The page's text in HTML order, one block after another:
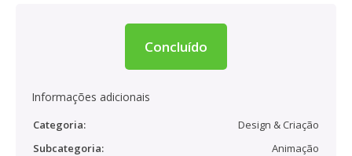
Concluído
Informações adicionais
Categoria:
Design & Criação
Subcategoria:
Animação